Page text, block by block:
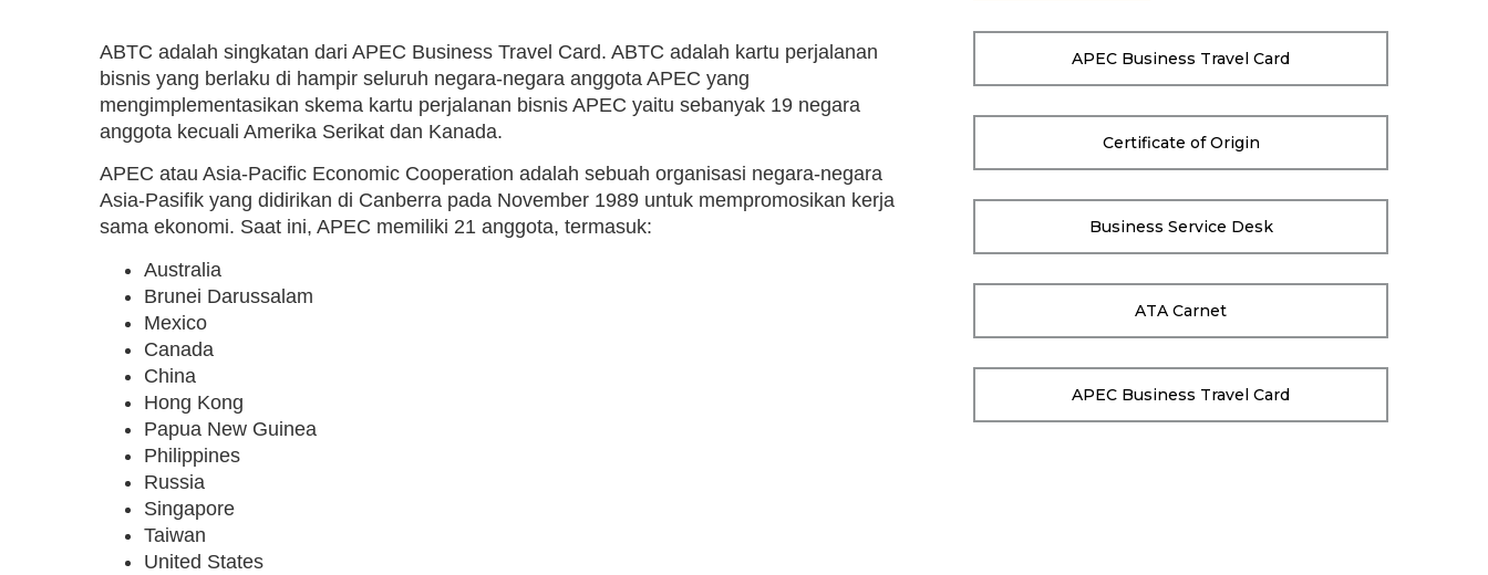
ABTC adalah singkatan dari APEC Business Travel Card. ABTC adalah kartu perjalanan
bisnis yang berlaku di hampir seluruh negara-negara anggota APEC yang
mengimplementasikan skema kartu perjalanan bisnis APEC yaitu sebanyak 19 negara
anggota kecuali Amerika Serikat dan Kanada.
APEC atau Asia-Pacific Economic Cooperation adalah sebuah organisasi negara-negara
Asia-Pasifik yang didirikan di Canberra pada November 1989 untuk mempromosikan kerja
sama ekonomi. Saat ini, APEC memiliki 21 anggota, termasuk:
Australia
Brunei Darussalam
Mexico
Canada
China
Hong Kong
Papua New Guinea
Philippines
Russia
Singapore
Taiwan
United States
APEC Business Travel Card
Certificate of Origin
Business Service Desk
ATA Carnet
APEC Business Travel Card